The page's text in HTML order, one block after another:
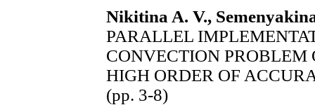
Nikitina A. V.,
PARALLEL
CONVECTION PROBLEM
HIGH ORDER OF
(pp. 3-8)